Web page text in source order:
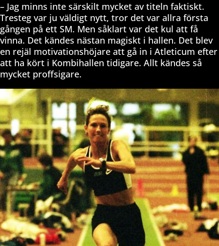
– Jag minns inte särskilt mycket av titeln faktiskt.
Tresteg var ju väldigt nytt, tror det var allra första
gången på ett SM. Men såklart var det kul att få
vinna. Det kändes nästan magiskt i hallen. Det blev
en rejäl motivationshöjare att gå in i Atleticum efter
att ha kört i Kombihallen tidigare. Allt kändes så
mycket proffsigare.